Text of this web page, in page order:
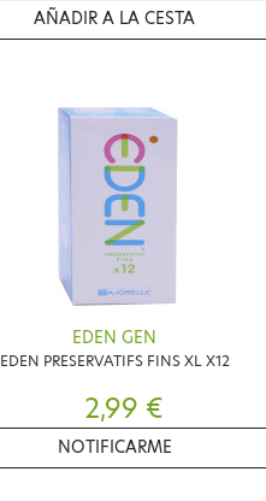
AÑADIR A LA CESTA
EDEN GEN
EDEN PRESERVATIFS FINS XL X12
2,99 €
NOTIFICARME